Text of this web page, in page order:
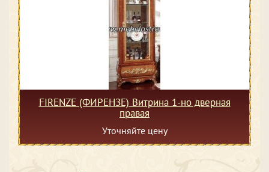
FIRENZE (ФИРЕНЗЕ) Витрина 1-но дверная
правая
Уточняйте цену